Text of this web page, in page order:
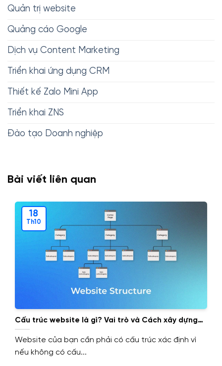
Quản trị website
Quảng cáo Google
Dịch vụ Content Marketing
Triển khai ứng dụng CRM
Thiết kế Zalo Mini App
Triển khai ZNS
Đào tạo Doanh nghiệp
Bài viết liên quan
Cấu trúc website là gì? Vai trò và Cách xây dựng
cấu trúc website.
Website của bạn cần phải có cấu trúc xác định vì
nếu không có cấu...
18
Th10